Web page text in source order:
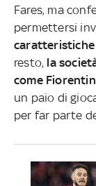
Fares, ma
permettersi
resto, la
come
un paio di
per far parte